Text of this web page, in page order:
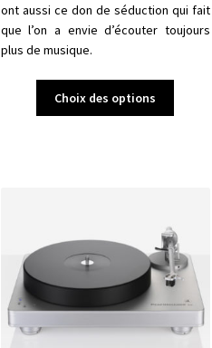
ont aussi ce don de séduction qui fait
que l’on a envie d’écouter toujours
plus de musique.
Choix des options
peuvent
être
choisies
sur
la
page